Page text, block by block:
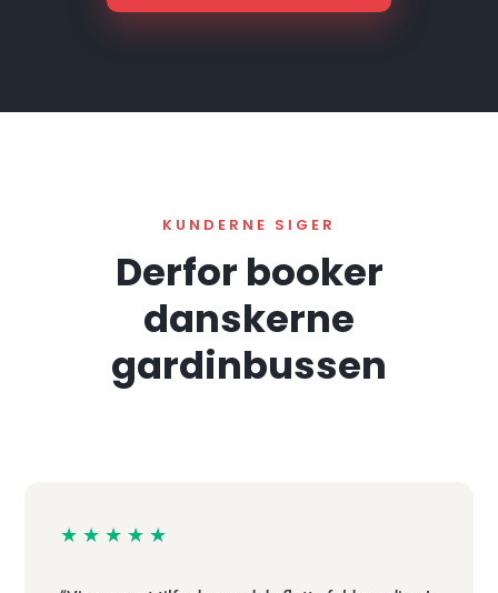
KUNDERNE SIGER
Derfor booker
danskerne
gardinbussen
★★★★★